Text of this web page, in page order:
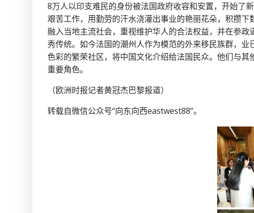
8万人以印支难民的身份被法国政府收容和安置，开始了
艰苦工作，用勤劳的汗水浇灌出事业的艳丽花朵，积攒
融入当地主流社会，重视维护华人的合法权益，并在参
秀传统。如今法国的潮州人作为模范的外来移民族群，
色彩的繁荣社区，将中国文化介绍给法国民众。他们与
重要角色。
（欧洲时报记者黄冠杰巴黎报道）
转载自微信公众号“向东向西eastwest88”。